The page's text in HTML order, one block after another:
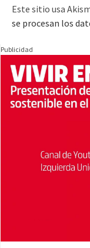
Este sitio usa
se procesan los
Publicidad